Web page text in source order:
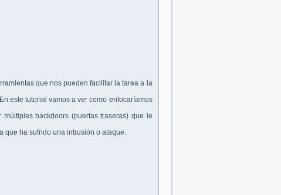
que nos pueden facilitar la tarea a la
este tutorial vamos a ver como enfocaríamos
backdoors (puertas traseras) que le
que ha sufrido una intrusión o ataque.